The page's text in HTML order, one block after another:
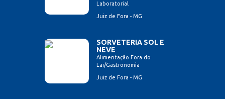
Laboratorial
Juiz de Fora - MG
SORVETERIA SOL E
NEVE
Alimentação Fora do
Lar/Gastronomia
Juiz de Fora - MG